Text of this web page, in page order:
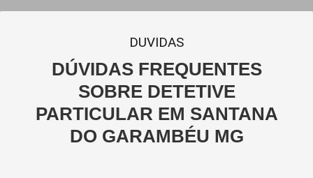
DUVIDAS
DÚVIDAS FREQUENTES
SOBRE DETETIVE
PARTICULAR EM SANTANA
DO GARAMBÉU MG